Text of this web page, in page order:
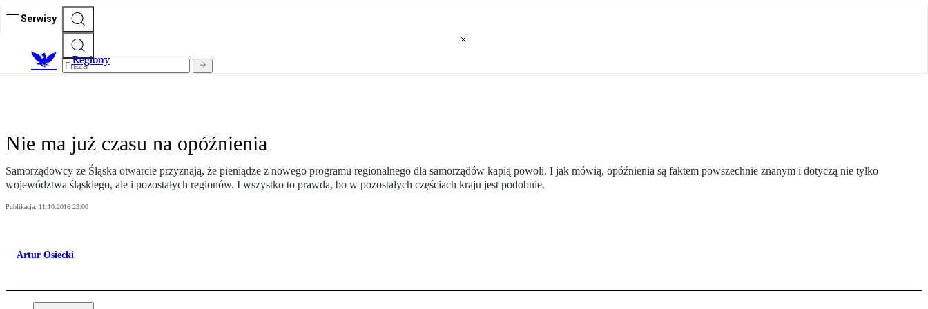
Serwisy
Regiony
Nie ma już czasu na opóźnienia
Samorządowcy ze Śląska otwarcie przyznają, że pieniądze z nowego programu regionalnego dla samorządów kapią powoli. I jak mówią, opóźnienia są faktem powszechnie znanym i dotyczą nie tylko
województwa śląskiego, ale i pozostałych regionów. I wszystko to prawda, bo w pozostałych częściach kraju jest podobnie.
Publikacja: 11.10.2016 23:00
Artur Osiecki